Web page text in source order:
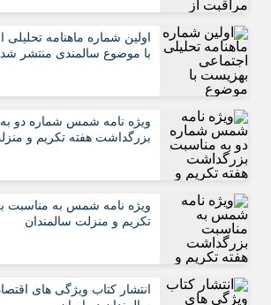
اولین شماره ماهنامه
با موضوع سالمندی منتشر شد
ویژه نامه شمس شماره دو
بزرگداشت هفته تکریم و
ویژه نامه شمس به مناسبت
تکریم و منزلت سالمندان
انتشار کتاب ویژگی های